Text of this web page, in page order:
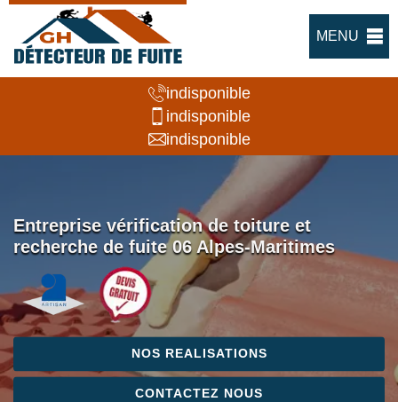
MENU
indisponible
indisponible
indisponible
Entreprise vérification de toiture et
recherche de fuite 06 Alpes-Maritimes
NOS REALISATIONS
CONTACTEZ NOUS